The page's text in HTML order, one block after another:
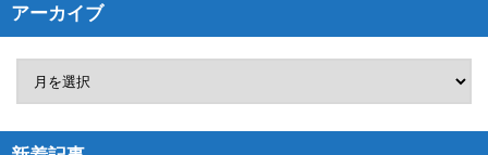
アーカイブ